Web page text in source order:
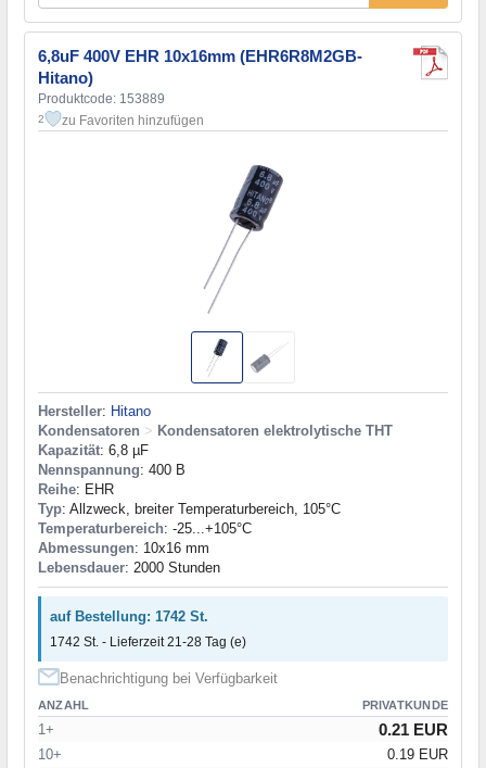
6,8uF 400V EHR 10x16mm (EHR6R8M2GB-
Hitano)
Produktcode: 153889
2 zu Favoriten hinzufügen
Hersteller: Hitano
Kondensatoren > Kondensatoren elektrolytische THT
Kapazität: 6,8 µF
Nennspannung: 400 В
Reihe: EHR
Typ: Allzweck, breiter Temperaturbereich, 105°C
Temperaturbereich: -25...+105°C
Abmessungen: 10x16 mm
Lebensdauer: 2000 Stunden
auf Bestellung: 1742 St.
1742 St. - Lieferzeit 21-28 Tag (e)
Benachrichtigung bei Verfügbarkeit
ANZAHL PRIVATKUNDE
1+ 0.21 EUR
10+ 0.19 EUR